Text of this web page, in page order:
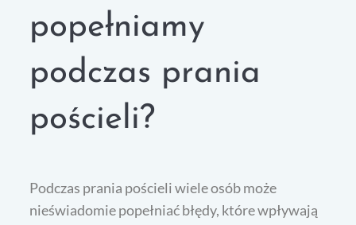
popełniamy
podczas prania
pościeli?
Podczas prania pościeli wiele osób może
nieświadomie popełniać błędy, które wpływają